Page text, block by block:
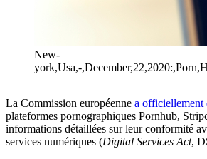
New-
york,Usa,-
La Commission européenne a officiellement
plateformes pornographiques Pornhub,
informations détaillées sur leur conformité
services numériques (Digital Services Act,